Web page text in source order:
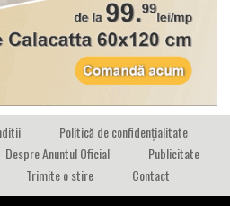
Politică de confidențialitate
Despre Anuntul Oficial
Publicitate
Trimite o stire Contact